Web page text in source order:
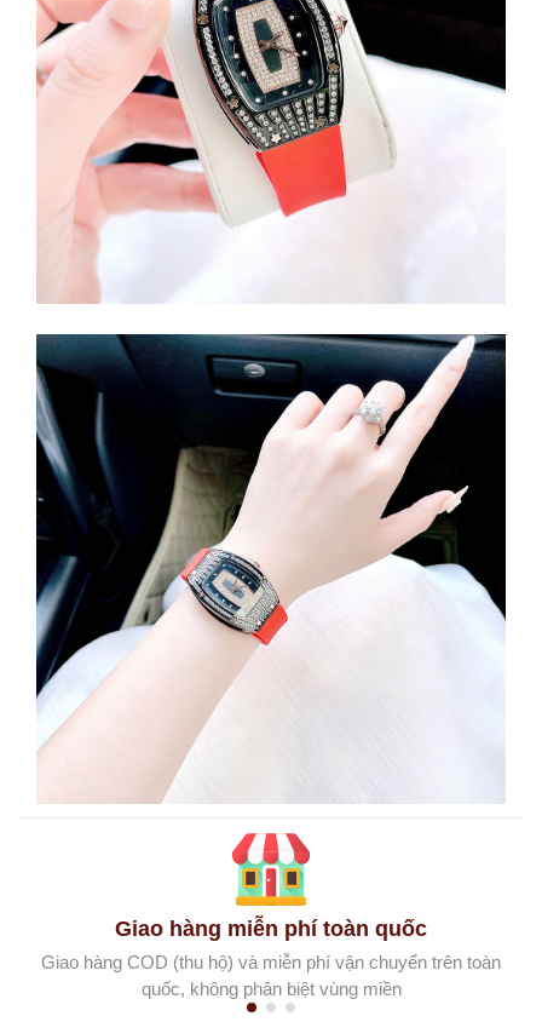
Giao hàng miễn phí toàn quốc
Giao hàng COD (thu hộ) và miễn phí vận chuyển trên toàn
quốc, không phân biệt vùng miền